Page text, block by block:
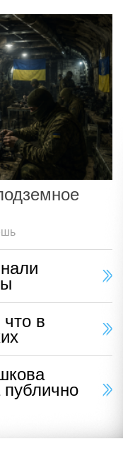
в